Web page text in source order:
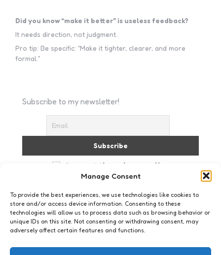
Manage Consent
To provide the best experiences, we use technologies like cookies to
store and/or access device information. Consenting to these
technologies will allow us to process data such as browsing behavior or
unique IDs on this site. Not consenting or withdrawing consent, may
adversely affect certain features and functions.
Did you know “make it better” is useless feedback?
It needs direction, not judgment.
Pro tip: Be specific: “Make it tighter, clearer, and more
formal.”
Subscribe to my newsletter!
I accept the privacy policy